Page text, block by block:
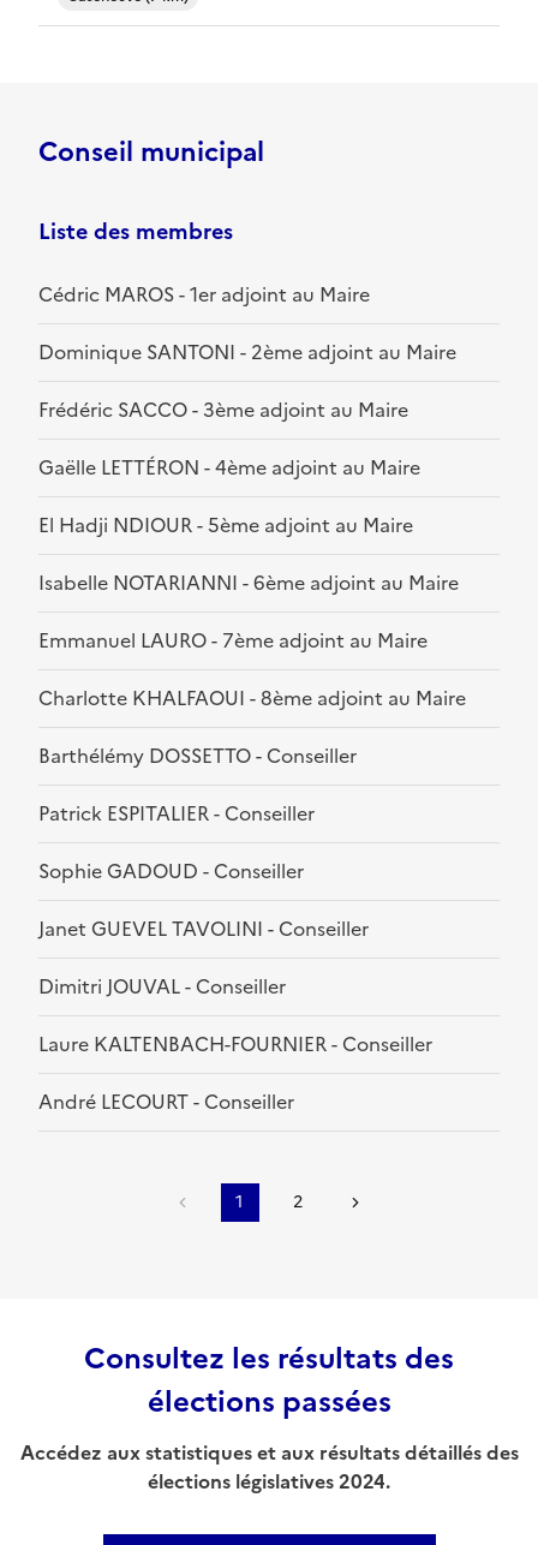
Conseil municipal
Liste des membres
Cédric MAROS - 1er adjoint au Maire
Dominique SANTONI - 2ème adjoint au Maire
Frédéric SACCO - 3ème adjoint au Maire
Gaëlle LETTÉRON - 4ème adjoint au Maire
El Hadji NDIOUR - 5ème adjoint au Maire
Isabelle NOTARIANNI - 6ème adjoint au Maire
Emmanuel LAURO - 7ème adjoint au Maire
Charlotte KHALFAOUI - 8ème adjoint au Maire
Barthélémy DOSSETTO - Conseiller
Patrick ESPITALIER - Conseiller
Sophie GADOUD - Conseiller
Janet GUEVEL TAVOLINI - Conseiller
Dimitri JOUVAL - Conseiller
Laure KALTENBACH-FOURNIER - Conseiller
André LECOURT - Conseiller
1 2
Consultez les résultats des
élections passées
Accédez aux statistiques et aux résultats détaillés des
élections législatives 2024.